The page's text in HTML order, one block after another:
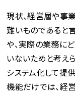
現状、経営層や事
難いものであると
や、実際の業務に
いないためと考え
システム化して提
機能だけでは、経